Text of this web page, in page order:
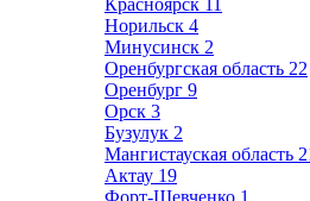
Красноярск 11
Норильск 4
Минусинск 2
Оренбургская область 22
Оренбург 9
Орск 3
Бузулук 2
Мангистауская область
Актау 19
Форт-Шевченко 1